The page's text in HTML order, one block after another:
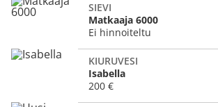
SIEVI
Matkaaja 6000
Ei hinnoiteltu
KIURUVESI
Isabella
200 €